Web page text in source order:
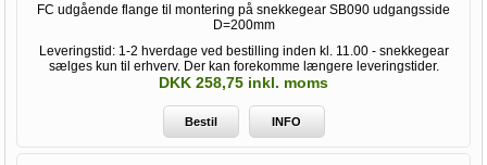
FC udgående flange til montering på snekkegear SB090 udgangsside
D=200mm
Leveringstid: 1-2 hverdage ved bestilling inden kl. 11.00 - snekkegear
sælges kun til erhverv. Der kan forekomme længere leveringstider.
DKK 258,75 inkl. moms
Bestil INFO